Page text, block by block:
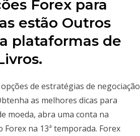
Forex para
estão Outros
plataformas de
de estratégias de negociação
as melhores dicas para
moeda, abra uma conta na
na 13ª temporada. Forex